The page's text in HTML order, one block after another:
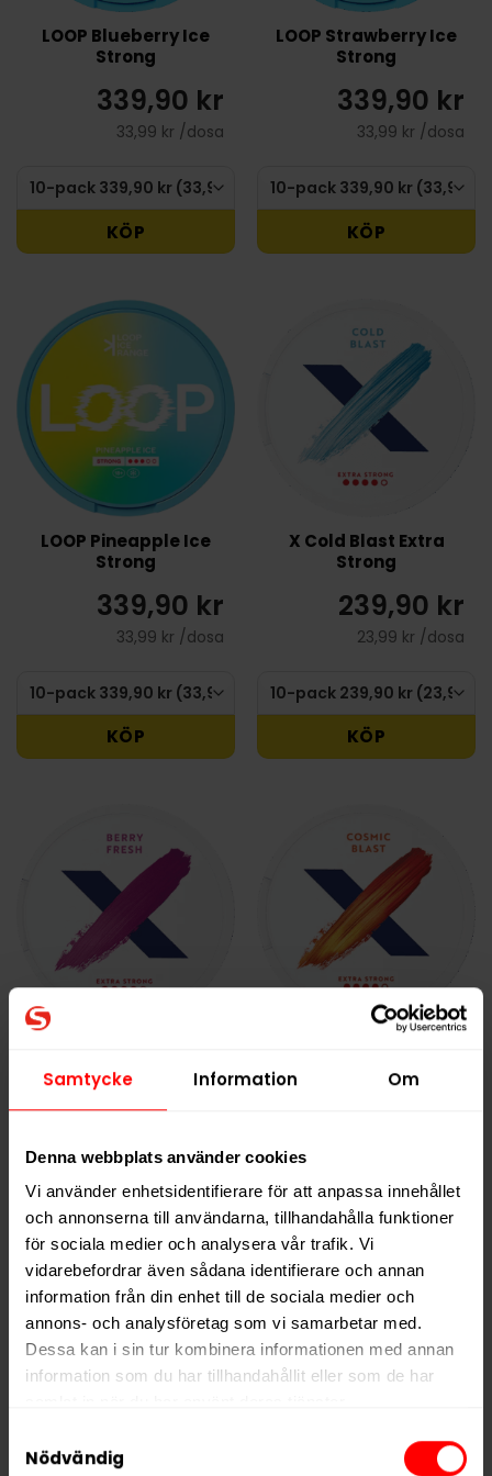
Samtycke Information Om
Denna webbplats använder cookies
Vi använder enhetsidentifierare för att anpassa innehållet
och annonserna till användarna, tillhandahålla funktioner
för sociala medier och analysera vår trafik. Vi
vidarebefordrar även sådana identifierare och annan
information från din enhet till de sociala medier och
annons- och analysföretag som vi samarbetar med.
Dessa kan i sin tur kombinera informationen med annan
information som du har tillhandahållit eller som de har
We work with
who may receive and
Nödvändig
LOOP Blueberry Ice
Strong
339,90 kr
33,99 kr /dosa
KÖP
LOOP Strawberry Ice
Strong
339,90 kr
33,99 kr /dosa
KÖP
LOOP Pineapple Ice
Strong
339,90 kr
33,99 kr /dosa
KÖP
X Cold Blast Extra
Strong
239,90 kr
23,99 kr /dosa
KÖP
Strong
239,90 kr
KÖP KÖP